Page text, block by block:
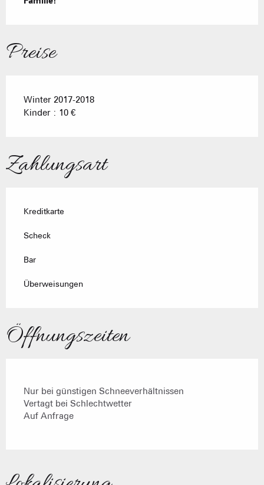
Preise
Winter 2017-2018
Kinder : 10 €
Zahlungsart
Kreditkarte
Scheck
Bar
Überweisungen
Öffnungszeiten
Nur bei günstigen Schneeverhältnissen
Vertagt bei Schlechtwetter
Auf Anfrage